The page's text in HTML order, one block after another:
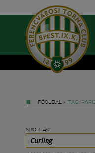
FŐOLDAL » TAG:
SPORTÁG
Curling